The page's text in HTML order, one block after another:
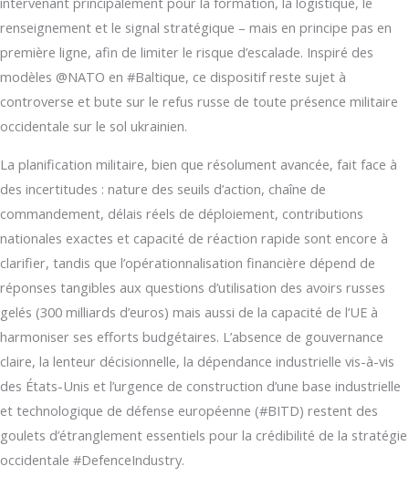
renseignement et le signal stratégique – mais en principe pas en
première ligne, afin de limiter le risque d’escalade. Inspiré des
modèles @NATO en #Baltique, ce dispositif reste sujet à
controverse et bute sur le refus russe de toute présence militaire
occidentale sur le sol ukrainien.
La planification militaire, bien que résolument avancée, fait face à
des incertitudes : nature des seuils d’action, chaîne de
commandement, délais réels de déploiement, contributions
nationales exactes et capacité de réaction rapide sont encore à
clarifier, tandis que l’opérationnalisation financière dépend de
réponses tangibles aux questions d’utilisation des avoirs russes
gelés (300 milliards d’euros) mais aussi de la capacité de l’UE à
harmoniser ses efforts budgétaires. L’absence de gouvernance
claire, la lenteur décisionnelle, la dépendance industrielle vis-à-vis
des États-Unis et l’urgence de construction d’une base industrielle
et technologique de défense européenne (#BITD) restent des
goulets d’étranglement essentiels pour la crédibilité de la stratégie
occidentale #DefenceIndustry.